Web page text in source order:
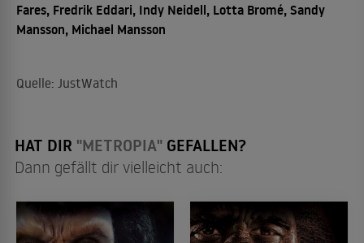
Fares, Fredrik Eddari, Indy Neidell, Lotta Bromé, Sandy
Mansson, Michael Mansson
Quelle: JustWatch
HAT DIR "METROPIA" GEFALLEN?
Dann gefällt dir vielleicht auch: